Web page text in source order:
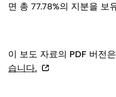
면 총 77.78%의 지분을 보
이 보도 자료의 PDF 버전은
습니다.